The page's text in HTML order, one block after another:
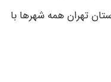
تهران همه شهرها با